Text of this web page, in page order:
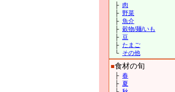
├ 肉
├ 野菜
├ 魚介
├ 穀物/麺/いも
├ 豆
├ たまご
└ その他
■食材の旬
├ 春
├ 夏